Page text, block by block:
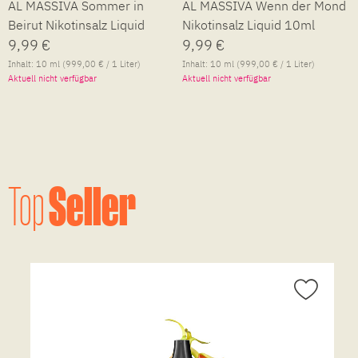
AL MASSIVA Sommer in
Beirut Nikotinsalz Liquid
10ml
9,99 €
Inhalt: 10 ml (999,00 € / 1 Liter)
Aktuell nicht verfügbar
AL MASSIVA Wenn der Mond
Nikotinsalz Liquid 10ml
9,99 €
Inhalt: 10 ml (999,00 € / 1 Liter)
Aktuell nicht verfügbar
TopSeller